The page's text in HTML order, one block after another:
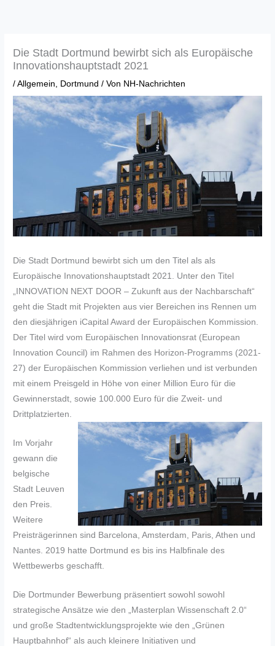
Die Stadt Dortmund bewirbt sich als Europäische
Innovationshauptstadt 2021
/Allgemein, Dortmund / Von NH-Nachrichten
Die Stadt Dortmund bewirbt sich um den Titel als als
Europäische Innovationshauptstadt 2021. Unter den Titel
„INNOVATION NEXT DOOR – Zukunft aus der Nachbarschaft“
geht die Stadt mit Projekten aus vier Bereichen ins Rennen um
den diesjährigen iCapital Award der Europäischen Kommission.
Der Titel wird vom Europäischen Innovationsrat (European
Innovation Council) im Rahmen des Horizon-Programms (2021-
27) der Europäischen Kommission verliehen und ist verbunden
mit einem Preisgeld in Höhe von einer Million Euro für die
Gewinnerstadt, sowie 100.000 Euro für die Zweit- und
Drittplatzierten.
Im Vorjahr
gewann die
belgische
Stadt Leuven
den Preis.
Weitere
Preisträgerinnen sind Barcelona, Amsterdam, Paris, Athen und
Nantes. 2019 hatte Dortmund es bis ins Halbfinale des
Wettbewerbs geschafft.
Die Dortmunder Bewerbung präsentiert sowohl sowohl
strategische Ansätze wie den „Masterplan Wissenschaft 2.0“
und große Stadtentwicklungsprojekte wie den „Grünen
Hauptbahnhof“ als auch kleinere Initiativen und